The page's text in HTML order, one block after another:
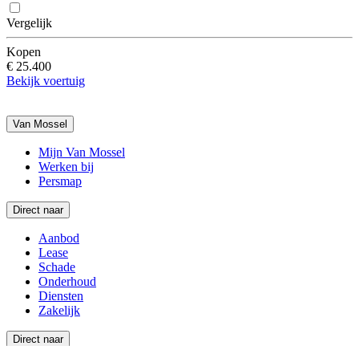
Vergelijk
Kopen
€ 25.400
Bekijk voertuig
Van Mossel
Mijn Van Mossel
Werken bij
Persmap
Direct naar
Aanbod
Lease
Schade
Onderhoud
Diensten
Zakelijk
Direct naar